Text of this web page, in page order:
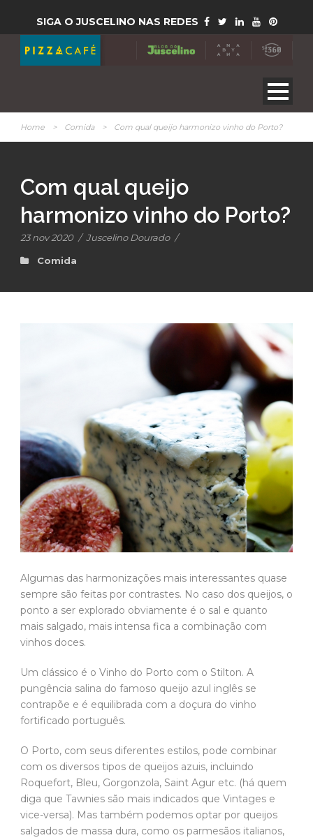
SIGA O JUSCELINO NAS REDES
Home > Comida > Com qual queijo harmonizo vinho do Porto?
Com qual queijo
harmonizo vinho do Porto?
23 nov 2020 / Juscelino Dourado /
Comida
Algumas das harmonizações mais interessantes quase
sempre são feitas por contrastes. No caso dos queijos, o
ponto a ser explorado obviamente é o sal e quanto
mais salgado, mais intensa fica a combinação com
vinhos doces.
Um clássico é o Vinho do Porto com o Stilton. A
pungência salina do famoso queijo azul inglês se
contrapõe e é equilibrada com a doçura do vinho
fortificado português.
O Porto, com seus diferentes estilos, pode combinar
com os diversos tipos de queijos azuis, incluindo
Roquefort, Bleu, Gorgonzola, Saint Agur etc. (há quem
diga que Tawnies são mais indicados que Vintages e
vice-versa). Mas também podemos optar por queijos
salgados de massa dura, como os parmesãos italianos,